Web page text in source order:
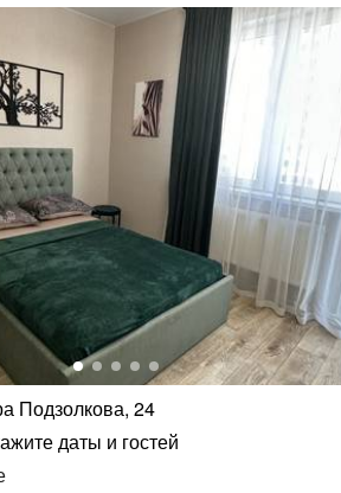
рады Вам помочь! ❗В КВАРТИРЕ
даже на балконах ! Стираем и
сумма обязательна , после
при соблюдении всех правил.
Подзолкова, 24
даты и гостей